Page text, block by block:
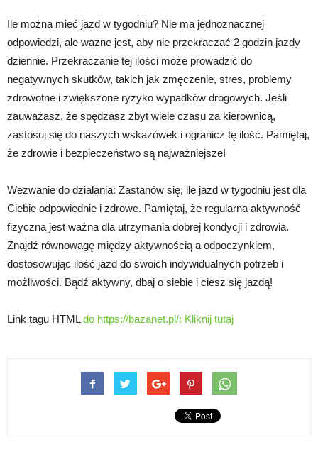
Ile można mieć jazd w tygodniu? Nie ma jednoznacznej
odpowiedzi, ale ważne jest, aby nie przekraczać 2 godzin jazdy
dziennie. Przekraczanie tej ilości może prowadzić do
negatywnych skutków, takich jak zmęczenie, stres, problemy
zdrowotne i zwiększone ryzyko wypadków drogowych. Jeśli
zauważasz, że spędzasz zbyt wiele czasu za kierownicą,
zastosuj się do naszych wskazówek i ogranicz tę ilość. Pamiętaj,
że zdrowie i bezpieczeństwo są najważniejsze!
Wezwanie do działania: Zastanów się, ile jazd w tygodniu jest dla
Ciebie odpowiednie i zdrowe. Pamiętaj, że regularna aktywność
fizyczna jest ważna dla utrzymania dobrej kondycji i zdrowia.
Znajdź równowagę między aktywnością a odpoczynkiem,
dostosowując ilość jazd do swoich indywidualnych potrzeb i
możliwości. Bądź aktywny, dbaj o siebie i ciesz się jazdą!
Link tagu HTMLdo https://bazanet.pl/: Kliknij tutaj